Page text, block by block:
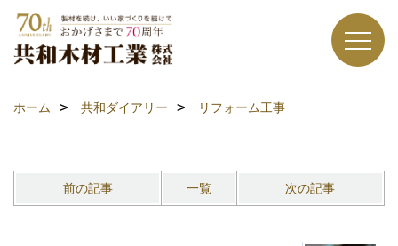
ホーム 共和ダイアリー リフォーム工事
前の記事 一覧 次の記事